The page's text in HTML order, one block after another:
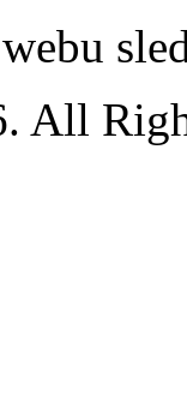
webu
All